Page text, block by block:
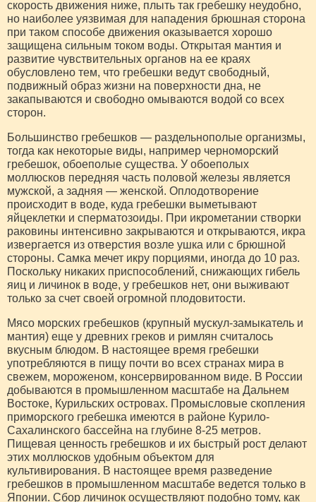
скорость движения ниже, плыть так гребешку неудобно,
но наиболее уязвимая для нападения брюшная сторона
при таком способе движения оказывается хорошо
защищена сильным током воды. Открытая мантия и
развитие чувствительных органов на ее краях
обусловлено тем, что гребешки ведут свободный,
подвижный образ жизни на поверхности дна, не
закапываются и свободно омываются водой со всех
сторон.
Большинство гребешков — раздельнополые организмы,
тогда как некоторые виды, например черноморский
гребешок, обоеполые существа. У обоеполых
моллюсков передняя часть половой железы является
мужской, а задняя — женской. Оплодотворение
происходит в воде, куда гребешки выметывают
яйцеклетки и сперматозоиды. При икрометании створки
раковины интенсивно закрываются и открываются, икра
извергается из отверстия возле ушка или с брюшной
стороны. Самка мечет икру порциями, иногда до 10 раз.
Поскольку никаких приспособлений, снижающих гибель
яиц и личинок в воде, у гребешков нет, они выживают
только за счет своей огромной плодовитости.
Мясо морских гребешков (крупный мускул-замыкатель и
мантия) еще у древних греков и римлян считалось
вкусным блюдом. В настоящее время гребешки
употребляются в пищу почти во всех странах мира в
свежем, мороженом, консервированном виде. В России
добываются в промышленном масштабе на Дальнем
Востоке, Курильских островах. Промысловые скопления
приморского гребешка имеются в районе Курило-
Сахалинского бассейна на глубине 8-25 метров.
Пищевая ценность гребешков и их быстрый рост делают
этих моллюсков удобным объектом для
культивирования. В настоящее время разведение
гребешков в промышленном масштабе ведется только в
Японии. Сбор личинок осуществляют подобно тому, как